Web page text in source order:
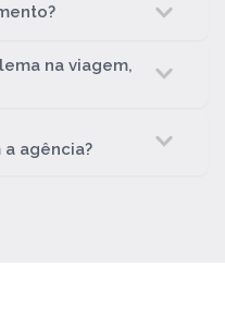
na viagem,
agência?